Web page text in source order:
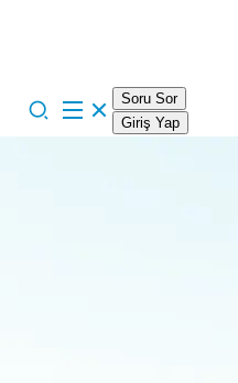
Soru Sor
Giriş Yap